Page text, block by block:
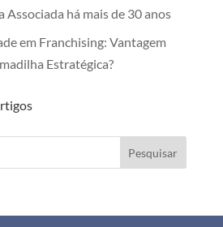
Associada há mais de 30 anos
em Franchising: Vantagem
Estratégica?
Pesquisar